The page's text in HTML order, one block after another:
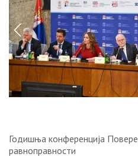
Годишња конференција
равноправности